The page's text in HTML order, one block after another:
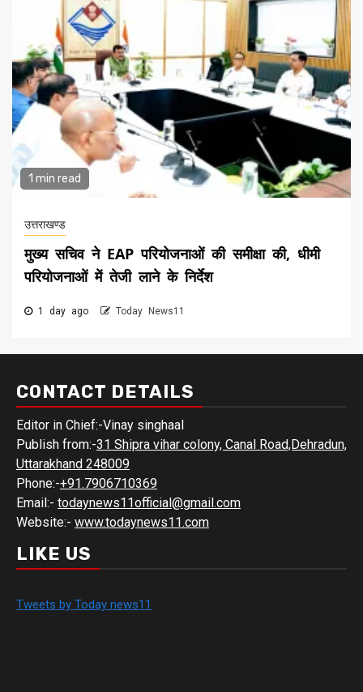
1 min read
उत्तराखण्ड
मुख्य सचिव ने EAP परियोजनाओं की समीक्षा की, धीमी
परियोजनाओं में तेजी लाने के निर्देश
1 day ago Today News11
CONTACT DETAILS
Editor in Chief:-Vinay singhaal
Publish from:-31 Shipra vihar colony, Canal Road,Dehradun,
Uttarakhand 248009
Phone:-+91.7906710369
Email:- todaynews11official@gmail.com
Website:- www.todaynews11.com
LIKE US
Tweets by Today news11